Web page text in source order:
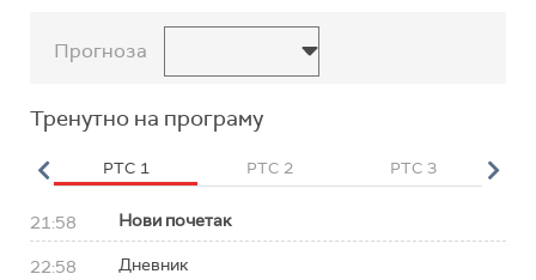
Прогноза
Тренутно на програму
РТС 1 РТС 2 РТС 3
21:58 Нови почетак
22:58 Дневник